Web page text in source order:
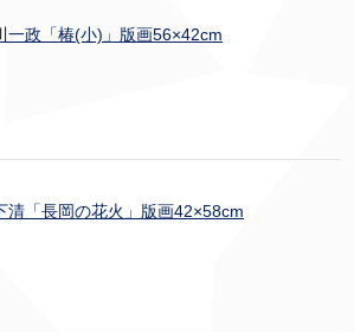
一政「椿(小)」版画56×42cm
清「長岡の花火」版画42×58cm